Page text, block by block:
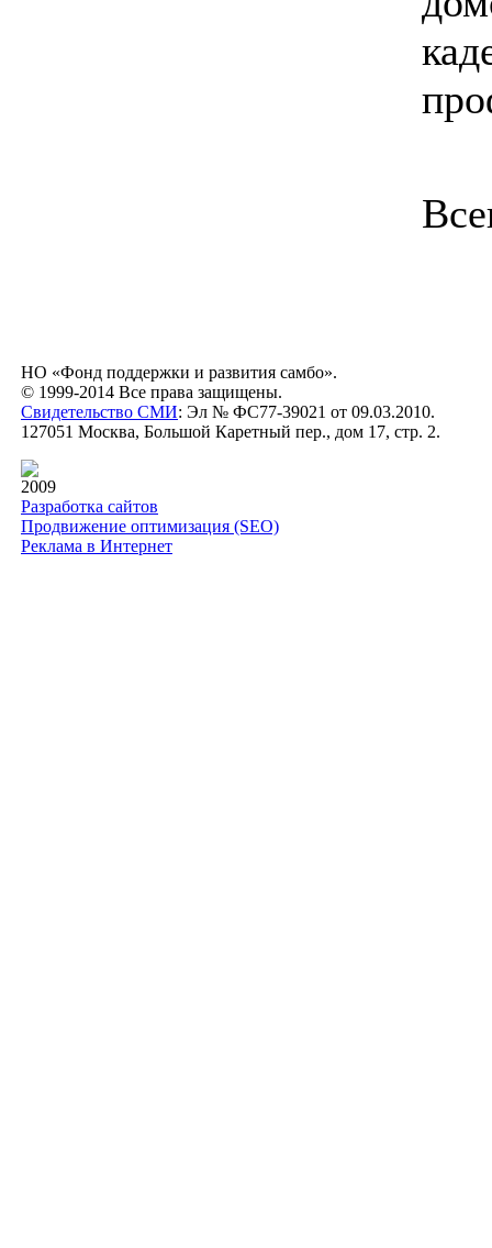
НО «Фонд поддержки и развития самбо».
© 1999-2014 Все права защищены.
Свидетельство СМИ: Эл № ФС77-39021 от 09.03.2010.
127051 Москва, Большой Каретный пер., дом 17, стр. 2.
2009
Разработка сайтов
Продвижение оптимизация (SEO)
Реклама в Интернет